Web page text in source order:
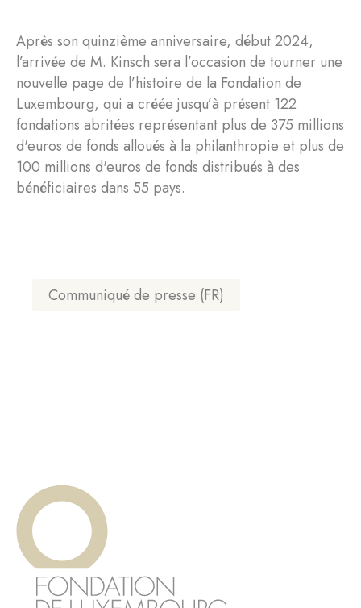
Après son quinzième anniversaire, début 2024,
l’arrivée de M. Kinsch sera l’occasion de tourner une
nouvelle page de l’histoire de la Fondation de
Luxembourg, qui a créée jusqu’à présent 122
fondations abritées représentant plus de 375 millions
d'euros de fonds alloués à la philanthropie et plus de
100 millions d'euros de fonds distribués à des
bénéficiaires dans 55 pays.
Communiqué de presse (FR)